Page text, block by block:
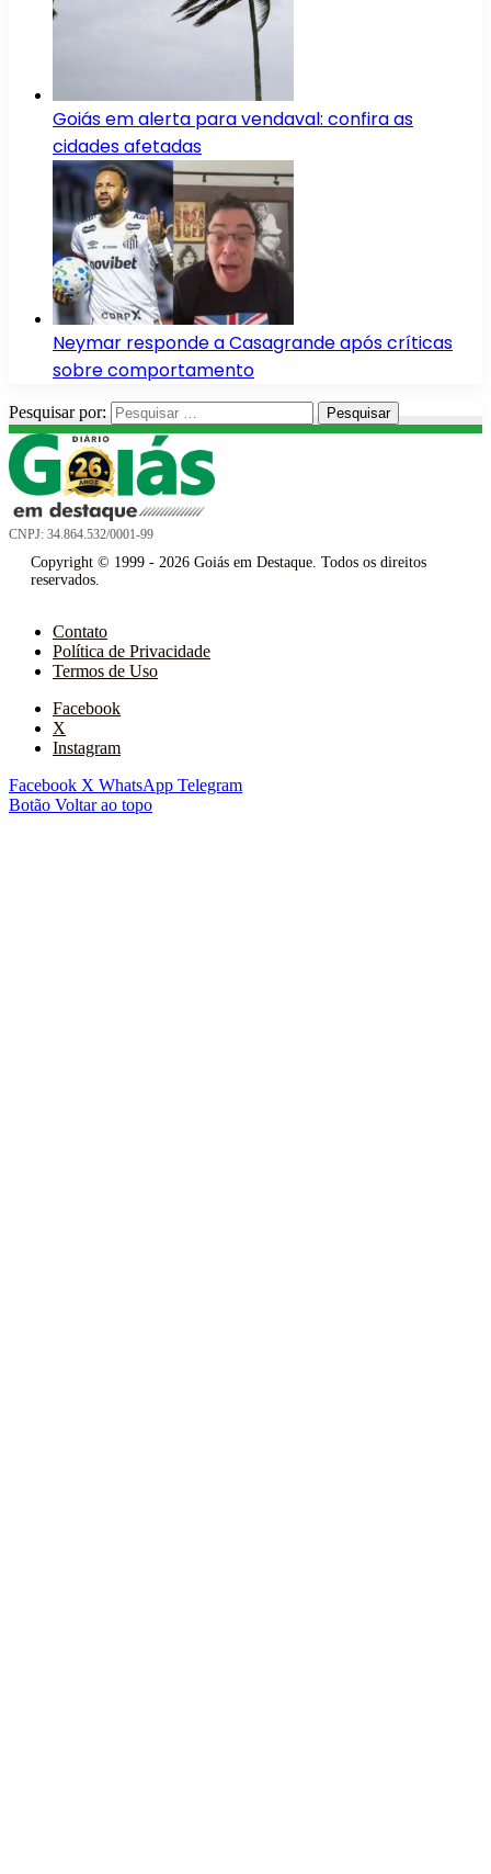
Goiás em alerta para vendaval: confira as
cidades afetadas
Neymar responde a Casagrande após críticas
sobre comportamento
Pesquisar por:
CNPJ: 34.864.532/0001-99
Copyright © 1999 - 2026 Goiás em Destaque. Todos os direitos
reservados.
Contato
Política de Privacidade
Termos de Uso
Facebook
X
Instagram
Facebook X WhatsApp Telegram
Botão Voltar ao topo